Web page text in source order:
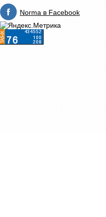
Norma в Facebook